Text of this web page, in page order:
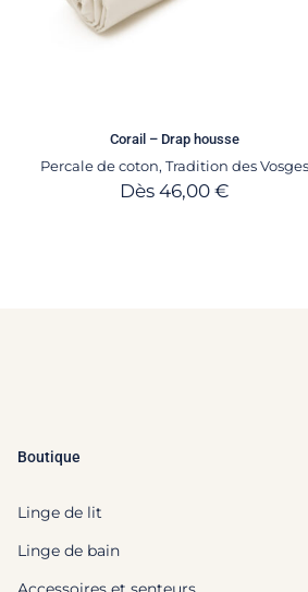
Corail – Drap housse
Percale de coton, Tradition des Vosges
Dès46,00€
Boutique
Linge de lit
Linge de bain